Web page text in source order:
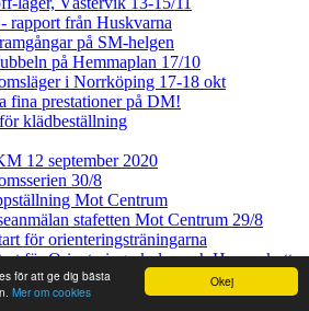
Okej
för att ge dig bästa
Mer om cookies
rapport från Huskvarna
på SM-helgen
på Hemmaplan 17/10
i Norrköping 17-18 okt
fina prestationer på DM!
klädbeställning
12 september 2020
30/8
Mot Centrum
stafetten Mot Centrum 29/8
för orienteringsträningarna
för Orienteringsskolan och Hoppeskutt
vid Charlottendal 22-23:e augusti